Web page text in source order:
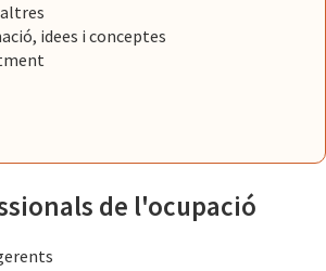
idees i conceptes
de l'ocupació